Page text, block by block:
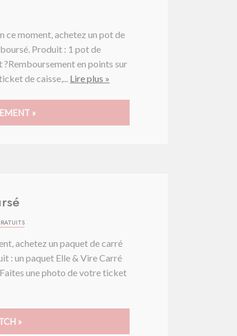
ce moment, achetez un pot de
Produit : 1 pot de
en points sur
de caisse,... Lire plus »
»
achetez un paquet de carré
: un paquet Elle & Vire Carré
une photo de votre ticket
»